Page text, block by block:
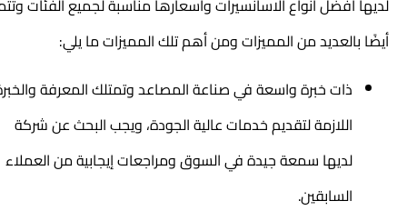
أيضًا بالعديد من المميزات ومن أهم تلك المميزات ما يلي:
ذات خبرة واسعة في صناعة المصاعد وتمتلك المعرفة والخبرة
اللازمة لتقديم خدمات عالية الجودة، ويجب البحث عن شركة
لديها سمعة جيدة في السوق ومراجعات إيجابية من العملاء
السابقين.